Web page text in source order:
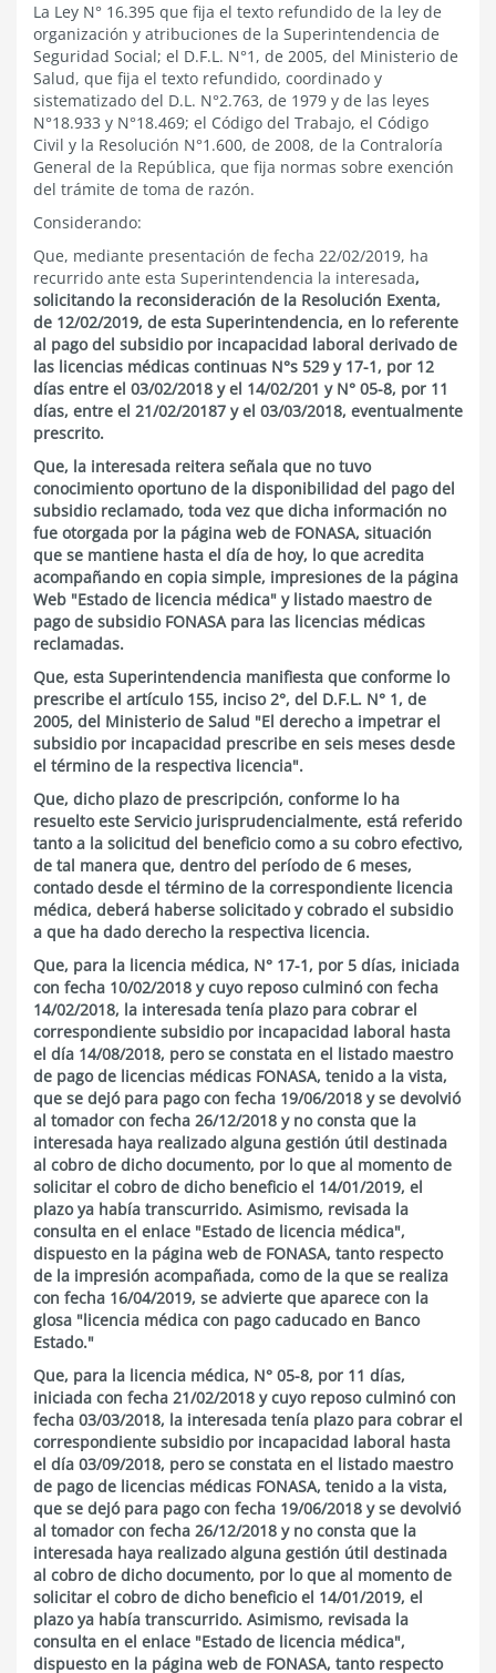
La Ley N° 16.395 que fija el texto refundido de la ley de
organización y atribuciones de la Superintendencia de
Seguridad Social; el D.F.L. N°1, de 2005, del Ministerio de
Salud, que fija el texto refundido, coordinado y
sistematizado del D.L. N°2.763, de 1979 y de las leyes
N°18.933 y N°18.469; el Código del Trabajo, el Código
Civil y la Resolución N°1.600, de 2008, de la Contraloría
General de la República, que fija normas sobre exención
del trámite de toma de razón.
Considerando:
Que, mediante presentación de fecha 22/02/2019, ha
recurrido ante esta Superintendencia la interesada,
solicitando la reconsideración de la Resolución Exenta,
de 12/02/2019, de esta Superintendencia, en lo referente
al pago del subsidio por incapacidad laboral derivado de
las licencias médicas continuas N°s 529 y 17-1, por 12
días entre el 03/02/2018 y el 14/02/201 y N° 05-8, por 11
días, entre el 21/02/20187 y el 03/03/2018, eventualmente
prescrito.
Que, la interesada reitera señala que no tuvo
conocimiento oportuno de la disponibilidad del pago del
subsidio reclamado, toda vez que dicha información no
fue otorgada por la página web de FONASA, situación
que se mantiene hasta el día de hoy, lo que acredita
acompañando en copia simple, impresiones de la página
Web "Estado de licencia médica" y listado maestro de
pago de subsidio FONASA para las licencias médicas
reclamadas.
Que, esta Superintendencia manifiesta que conforme lo
prescribe el artículo 155, inciso 2°, del D.F.L. N° 1, de
2005, del Ministerio de Salud "El derecho a impetrar el
subsidio por incapacidad prescribe en seis meses desde
el término de la respectiva licencia".
Que, dicho plazo de prescripción, conforme lo ha
resuelto este Servicio jurisprudencialmente, está referido
tanto a la solicitud del beneficio como a su cobro efectivo,
de tal manera que, dentro del período de 6 meses,
contado desde el término de la correspondiente licencia
médica, deberá haberse solicitado y cobrado el subsidio
a que ha dado derecho la respectiva licencia.
Que, para la licencia médica, N° 17-1, por 5 días, iniciada
con fecha 10/02/2018 y cuyo reposo culminó con fecha
14/02/2018, la interesada tenía plazo para cobrar el
correspondiente subsidio por incapacidad laboral hasta
el día 14/08/2018, pero se constata en el listado maestro
de pago de licencias médicas FONASA, tenido a la vista,
que se dejó para pago con fecha 19/06/2018 y se devolvió
al tomador con fecha 26/12/2018 y no consta que la
interesada haya realizado alguna gestión útil destinada
al cobro de dicho documento, por lo que al momento de
solicitar el cobro de dicho beneficio el 14/01/2019, el
plazo ya había transcurrido. Asimismo, revisada la
consulta en el enlace "Estado de licencia médica",
dispuesto en la página web de FONASA, tanto respecto
de la impresión acompañada, como de la que se realiza
con fecha 16/04/2019, se advierte que aparece con la
glosa "licencia médica con pago caducado en Banco
Estado."
Que, para la licencia médica, N° 05-8, por 11 días,
iniciada con fecha 21/02/2018 y cuyo reposo culminó con
fecha 03/03/2018, la interesada tenía plazo para cobrar el
correspondiente subsidio por incapacidad laboral hasta
el día 03/09/2018, pero se constata en el listado maestro
de pago de licencias médicas FONASA, tenido a la vista,
que se dejó para pago con fecha 19/06/2018 y se devolvió
al tomador con fecha 26/12/2018 y no consta que la
interesada haya realizado alguna gestión útil destinada
al cobro de dicho documento, por lo que al momento de
solicitar el cobro de dicho beneficio el 14/01/2019, el
plazo ya había transcurrido. Asimismo, revisada la
consulta en el enlace "Estado de licencia médica",
dispuesto en la página web de FONASA, tanto respecto